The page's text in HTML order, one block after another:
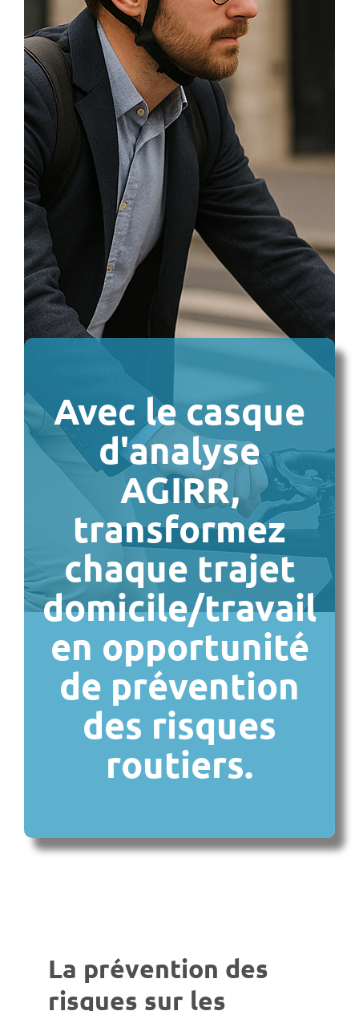
Avec le casque
d'analyse
AGIRR,
transformez
chaque trajet
domicile/travail
en opportunité
de prévention
des risques
routiers.
La prévention des
risques sur les